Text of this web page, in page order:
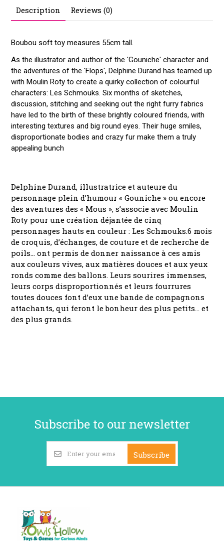
Description Reviews (0)
Boubou soft toy measures 55cm tall.
As the illustrator and author of the 'Gouniche' character and
the adventures of the 'Flops', Delphine Durand has teamed up
with Moulin Roty to create a quirky collection of colourful
characters: Les Schmouks. Six months of sketches,
discussion, stitching and seeking out the right furry fabrics
have led to the birth of these brightly coloured friends, with
interesting textures and big round eyes. Their huge smiles,
disproportionate bodies and crazy fur make them a truly
appealing bunch
Delphine Durand, illustratrice et auteure du
personnage plein d’humour « Gouniche » ou encore
des aventures des « Mous », s’associe avec Moulin
Roty pour une création déjantée de cinq
personnages hauts en couleur : Les Schmouks.6 mois
de croquis, d’échanges, de couture et de recherche de
poils… ont permis de donner naissance à ces amis
aux couleurs vives, aux matières douces et aux yeux
ronds comme des ballons. Leurs sourires immenses,
leurs corps disproportionnés et leurs fourrures
toutes douces font d’eux une bande de compagnons
attachants, qui feront le bonheur des plus petits… et
des plus grands.
Subscribe to our newsletter
Subscribe